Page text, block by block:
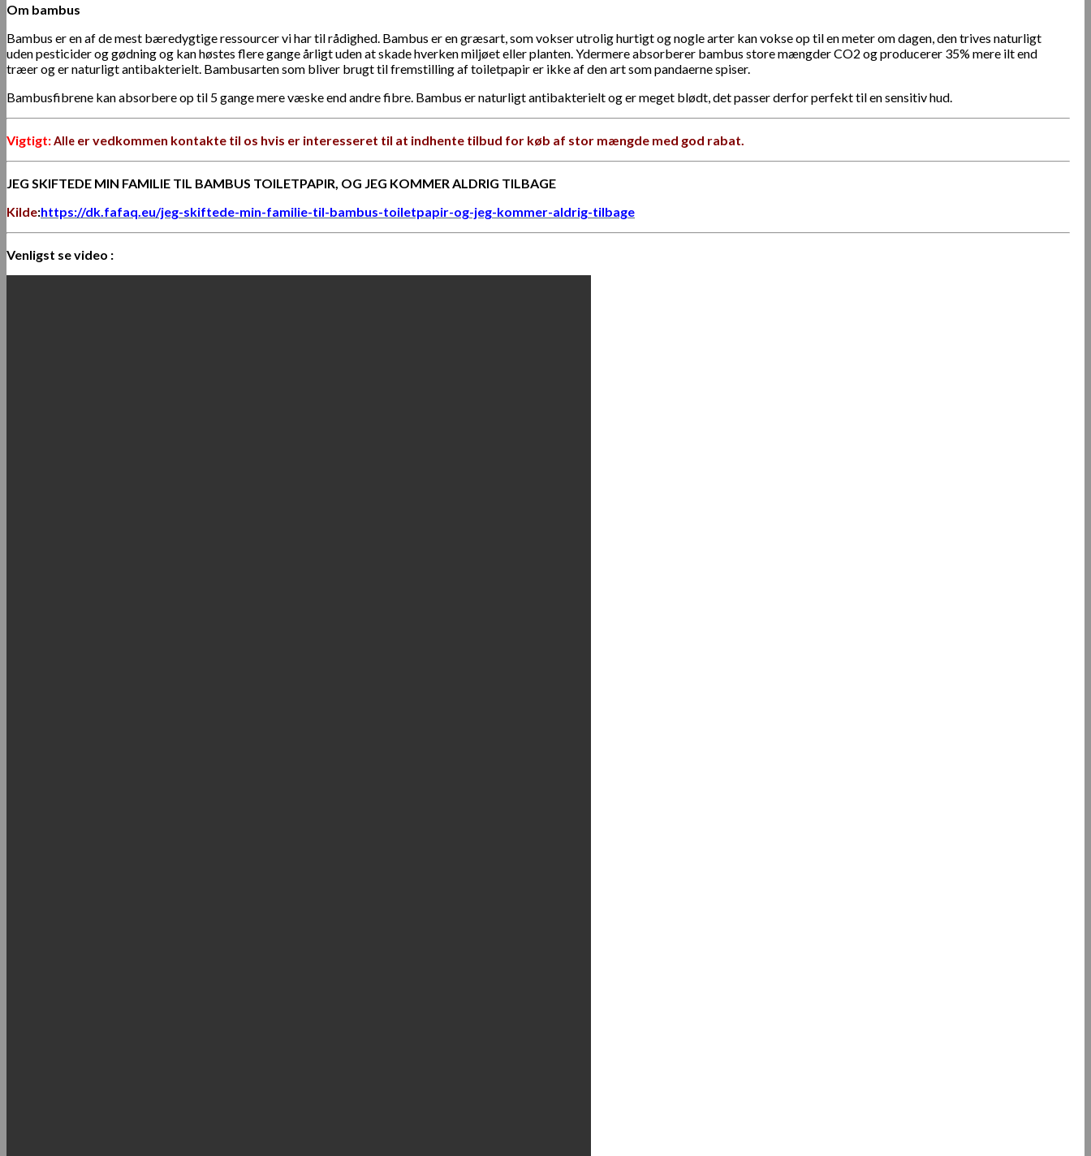
Om bambus
Bambus er en af de mest bæredygtige ressourcer vi har til rådighed. Bambus er en græsart, som vokser utrolig hurtigt og nogle arter kan vokse op til en meter om dagen, den trives naturligt
uden pesticider og gødning og kan høstes flere gange årligt uden at skade hverken miljøet eller planten. Ydermere absorberer bambus store mængder CO2 og producerer 35% mere ilt end
træer og er naturligt antibakterielt. Bambusarten som bliver brugt til fremstilling af toiletpapir er ikke af den art som pandaerne spiser.
Bambusfibrene kan absorbere op til 5 gange mere væske end andre fibre. Bambus er naturligt antibakterielt og er meget blødt, det passer derfor perfekt til en sensitiv hud.
Vigtigt:Alle er vedkommen kontakte til os hvis er interesseret til at indhente tilbud for køb af stor mængde med god rabat.
JEG SKIFTEDE MIN FAMILIE TIL BAMBUS TOILETPAPIR, OG JEG KOMMER ALDRIG TILBAGE
Kilde:https://dk.fafaq.eu/jeg-skiftede-min-familie-til-bambus-toiletpapir-og-jeg-kommer-aldrig-tilbage
Venligst se video :